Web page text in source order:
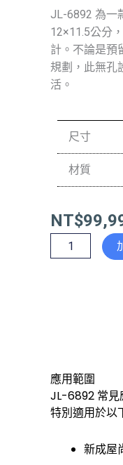
JL-6892 為一
12×11.5公分
計。不論是預
規劃，此無孔
活。
尺寸
材質
NT$
風
蓋
板
數
應用範圍
JL-6892 常見
特別適用於以
新成屋